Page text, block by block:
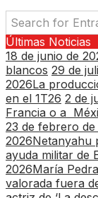
Últimas Noticias
18 de junio de
blancos 29 de
2026La
en el 1T26 2 de
Francia o a
23 de febrero de
2026Netanyahu
ayuda militar de
2026María
valorada fuera